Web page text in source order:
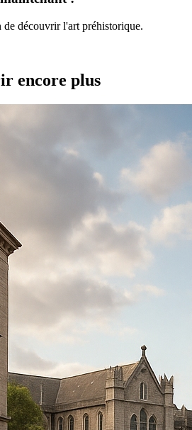
de découvrir l'art préhistorique.
encore plus